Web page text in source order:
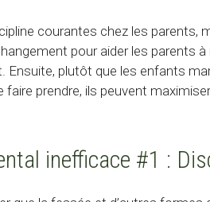
courantes chez les parents,
pour aider les parents
Ensuite, plutôt que les enfants
prendre, ils peuvent
inefficace #1 :